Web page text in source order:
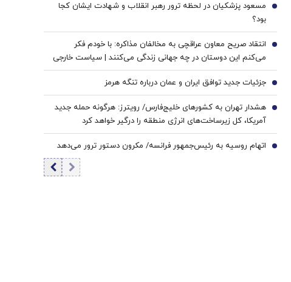
مسعود پزشکیان در لحظه ترور رهبر انقلاب و شهادت ایشان کجا
بود؟
6
انتقاد صریح معاون عراقچی به مخالفان مذاکره: با خودم فکر
می‌کنم این دوستان در چه جهانی زندگی می‌کنند | سیاست خارجی
عرصه تصمیم‌های دشوار و سنجش دقیق هزینه و فایده است
7
جزئیات جدید توافق ایران و عمان درباره تنگه هرمز 8
هشدار تهران به کشورهای خلیج‌فارس/ رویترز: هرگونه حمله جدید
آمریکا، کل زیرساخت‌های انرژی منطقه را درگیر خواهد کرد
9
اتهام روسیه به رئیس‌جمهور فرانسه/ مکرون دستور ترور می‌دهد 10